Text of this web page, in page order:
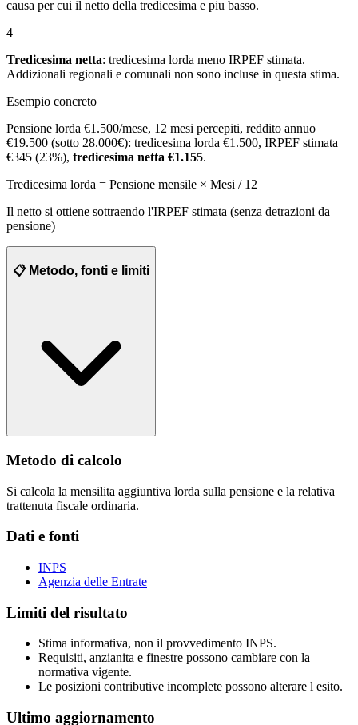
causa per cui il netto della tredicesima e piu basso.
4
Tredicesima netta: tredicesima lorda meno IRPEF stimata.
Addizionali regionali e comunali non sono incluse in questa stima.
Esempio concreto
Pensione lorda €1.500/mese, 12 mesi percepiti, reddito annuo
€19.500 (sotto 28.000€): tredicesima lorda €1.500, IRPEF stimata
€345 (23%), tredicesima netta €1.155.
Tredicesima lorda = Pensione mensile × Mesi / 12
Il netto si ottiene sottraendo l'IRPEF stimata (senza detrazioni da
pensione)
📋 Metodo, fonti e limiti
Metodo di calcolo
Si calcola la mensilita aggiuntiva lorda sulla pensione e la relativa
trattenuta fiscale ordinaria.
Dati e fonti
INPS
Agenzia delle Entrate
Limiti del risultato
Stima informativa, non il provvedimento INPS.
Requisiti, anzianita e finestre possono cambiare con la
normativa vigente.
Le posizioni contributive incomplete possono alterare l esito.
Ultimo aggiornamento